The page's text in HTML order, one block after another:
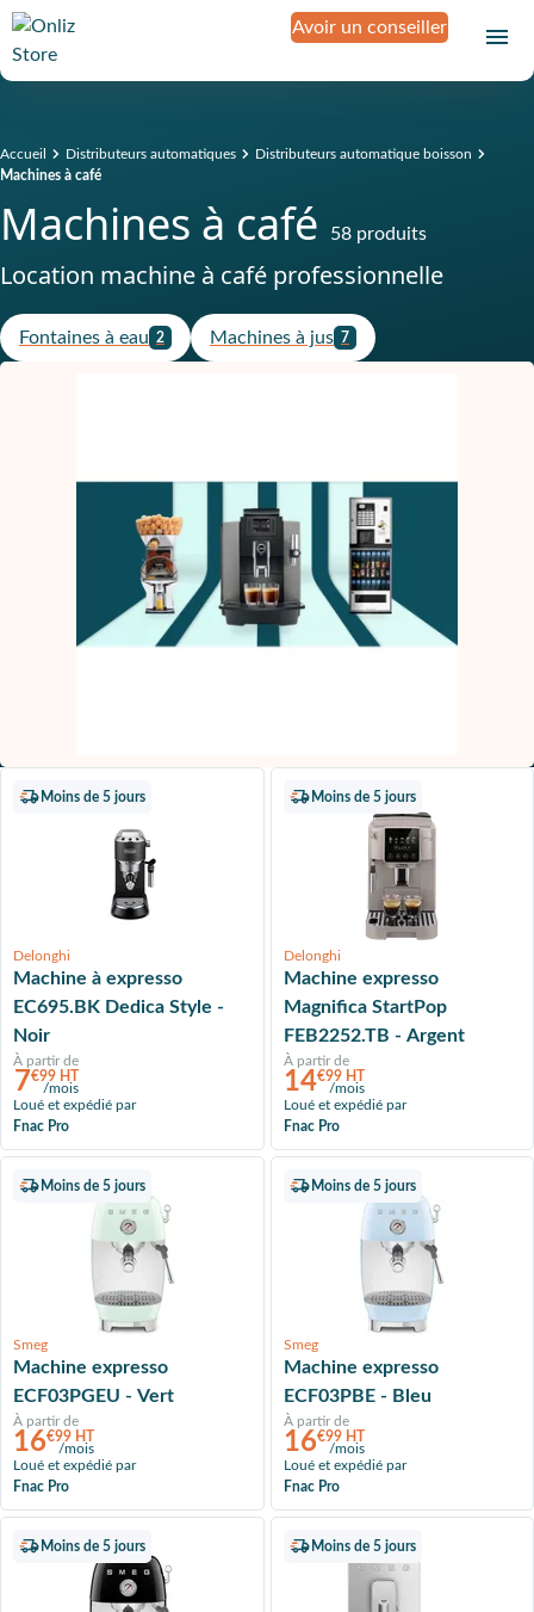
Avoir un conseiller
Accueil Distributeurs automatiques
Distributeurs automatique boisson
Machines à café
Machines à café 58 produits
Location machine à café professionnelle
Fontaines à eau 2 Machines à jus 7
Moins de 5 jours
Delonghi
Machine à expresso
EC695.BK Dedica Style -
Noir
À partir de
7€99 HT
/mois
Loué et expédié par
Fnac Pro
Moins de 5 jours
Delonghi
Machine expresso
Magnifica StartPop
FEB2252.TB - Argent
À partir de
14€99 HT
/mois
Loué et expédié par
Fnac Pro
Moins de 5 jours
Smeg
Machine expresso
ECF03PGEU - Vert
À partir de
16€99 HT
/mois
Loué et expédié par
Fnac Pro
Moins de 5 jours
Smeg
Machine expresso
ECF03PBE - Bleu
À partir de
16€99 HT
/mois
Loué et expédié par
Fnac Pro
Moins de 5 jours Moins de 5 jours